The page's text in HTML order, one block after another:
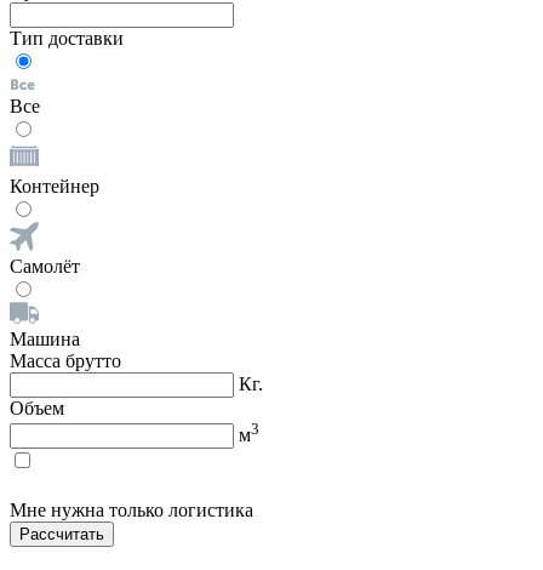
Тип доставки
Все
Контейнер
Самолёт
Машина
Масса брутто
Кг.
Объем
м3
Мне нужна только логистика